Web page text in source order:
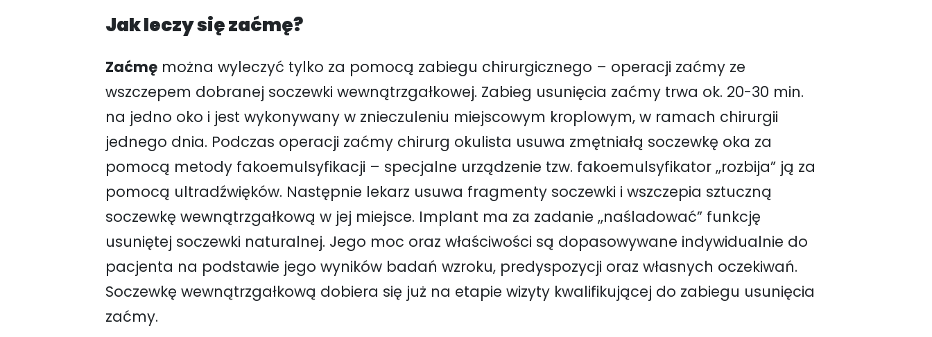
Jak leczy się zaćmę?
Zaćmę można wyleczyć tylko za pomocą zabiegu chirurgicznego – operacji zaćmy ze
wszczepem dobranej soczewki wewnątrzgałkowej. Zabieg usunięcia zaćmy trwa ok. 20-30 min.
na jedno oko i jest wykonywany w znieczuleniu miejscowym kroplowym, w ramach chirurgii
jednego dnia. Podczas operacji zaćmy chirurg okulista usuwa zmętniałą soczewkę oka za
pomocą metody fakoemulsyfikacji – specjalne urządzenie tzw. fakoemulsyfikator ,,rozbija” ją za
pomocą ultradźwięków. Następnie lekarz usuwa fragmenty soczewki i wszczepia sztuczną
soczewkę wewnątrzgałkową w jej miejsce. Implant ma za zadanie ,,naśladować” funkcję
usuniętej soczewki naturalnej. Jego moc oraz właściwości są dopasowywane indywidualnie do
pacjenta na podstawie jego wyników badań wzroku, predyspozycji oraz własnych oczekiwań.
Soczewkę wewnątrzgałkową dobiera się już na etapie wizyty kwalifikującej do zabiegu usunięcia
zaćmy.